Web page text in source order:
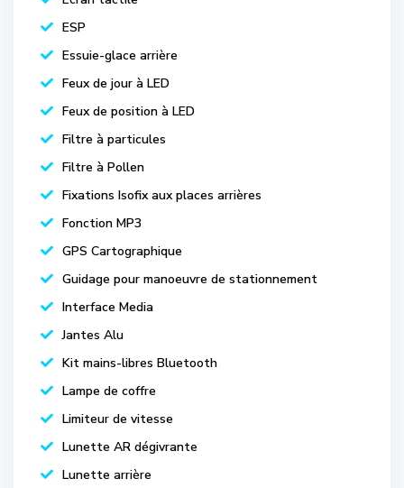
ESP
Essuie-glace arrière
Feux de jour à LED
Feux de position à LED
Filtre à particules
Filtre à Pollen
Fixations Isofix aux places arrières
Fonction MP3
GPS Cartographique
Guidage pour manoeuvre de stationnement
Interface Media
Jantes Alu
Kit mains-libres Bluetooth
Lampe de coffre
Limiteur de vitesse
Lunette AR dégivrante
Lunette arrière